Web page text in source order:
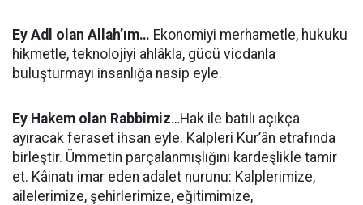
Ey Adl olan Allah’ım… Ekonomiyi merhametle, hukuku
hikmetle, teknolojiyi ahlâkla, gücü vicdanla
buluşturmayı insanlığa nasip eyle.
Ey Hakem olan Rabbimiz…Hak ile batılı açıkça
ayıracak feraset ihsan eyle. Kalpleri Kur’ân etrafında
birleştir. Ümmetin parçalanmışlığını kardeşlikle tamir
et. Kâinatı imar eden adalet nurunu: Kalplerimize,
ailelerimize, şehirlerimize, eğitimimize,